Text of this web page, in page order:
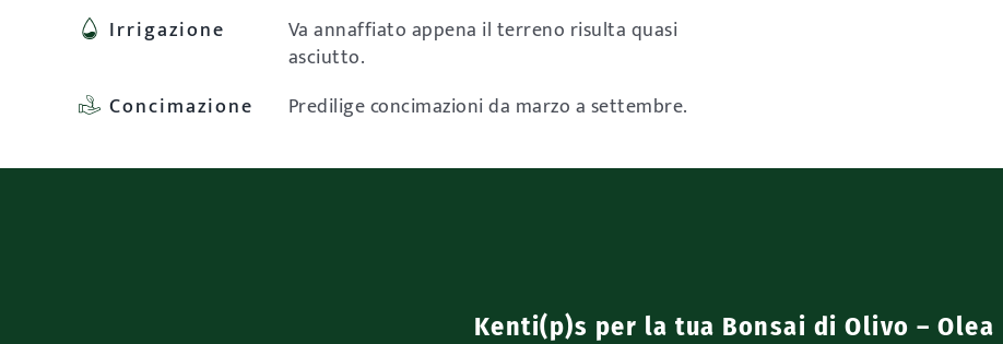
Irrigazione
Va annaffiato appena il terreno risulta quasi
asciutto.
Concimazione
Predilige concimazioni da marzo a settembre.
Kenti(p)s per la tua Bonsai di Olivo – Olea